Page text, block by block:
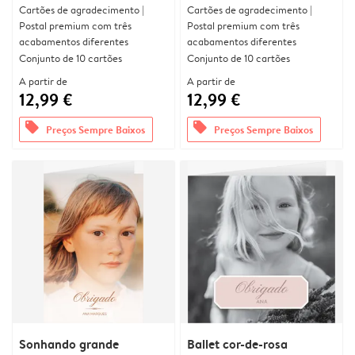
Cartões de agradecimento |
Postal premium com três
acabamentos diferentes
Conjunto de 10 cartões
A partir de
12,99 €
offers Preços Sempre Baixos
Cartões de agradecimento |
Postal premium com três
acabamentos diferentes
Conjunto de 10 cartões
A partir de
12,99 €
offers Preços Sempre Baixos
Sonhando grande Ballet cor-de-rosa